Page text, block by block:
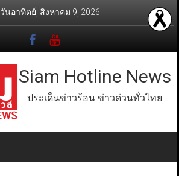
วันอาทิตย์, สิงหาคม 9, 2026
Siam Hotline News
ประเด็นข่าวร้อน ข่าวด่วนทั่วไทย